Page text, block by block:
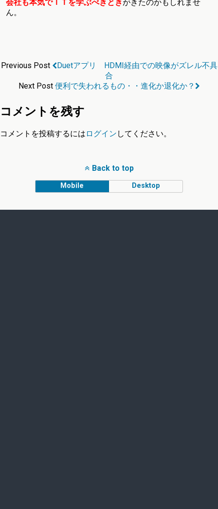
会社も本気でＩＴを学ぶべきときがきたのかもしれませ
ん。
Previous Post
Duetアプリ HDMI経由での映像がズレル不具
合
Next Post 便利で失われるもの・・進化か退化か？
コメントを残す
コメントを投稿するには ログイン してください。
Back to top
Mobile Desktop